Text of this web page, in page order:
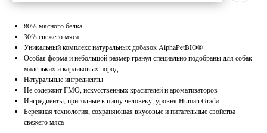
80% мясного белка
30% свежего мяса
Уникальный комплекс натуральных добавок AlphaPetBIO®
Особая форма и небольшой размер гранул специально подобраны для собак
маленьких и карликовых пород
Натуральные ингредиенты
Не содержит ГМО, искусственных красителей и ароматизаторов
Ингредиенты, пригодные в пищу человеку, уровня Human Grade
Бережная технология, сохраняющая вкусовые и питательные свойства
свежего мяса